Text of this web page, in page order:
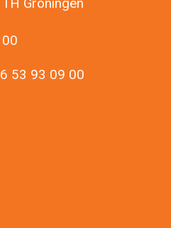
Groningen
53 93 09 00